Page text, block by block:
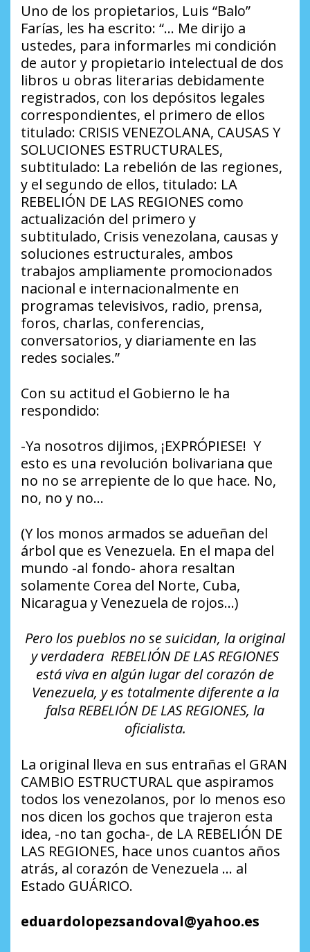
Uno de los propietarios, Luis “Balo”
Farías, les ha escrito: “… Me dirijo a
ustedes, para informarles mi condición
de autor y propietario intelectual de dos
libros u obras literarias debidamente
registrados, con los depósitos legales
correspondientes, el primero de ellos
titulado: CRISIS VENEZOLANA, CAUSAS Y
SOLUCIONES ESTRUCTURALES,
subtitulado: La rebelión de las regiones,
y el segundo de ellos, titulado: LA
REBELIÓN DE LAS REGIONES como
actualización del primero y
subtitulado, Crisis venezolana, causas y
soluciones estructurales, ambos
trabajos ampliamente promocionados
nacional e internacionalmente en
programas televisivos, radio, prensa,
foros, charlas, conferencias,
conversatorios, y diariamente en las
redes sociales.”
Con su actitud el Gobierno le ha
respondido:
-Ya nosotros dijimos, ¡EXPRÓPIESE! Y
esto es una revolución bolivariana que
no no se arrepiente de lo que hace. No,
no, no y no…
(Y los monos armados se adueñan del
árbol que es Venezuela. En el mapa del
mundo -al fondo- ahora resaltan
solamente Corea del Norte, Cuba,
Nicaragua y Venezuela de rojos…)
Pero los pueblos no se suicidan, la original
y verdadera REBELIÓN DE LAS REGIONES
está viva en algún lugar del corazón de
Venezuela, y es totalmente diferente a la
falsa REBELIÓN DE LAS REGIONES, la
oficialista.
La original lleva en sus entrañas el GRAN
CAMBIO ESTRUCTURAL que aspiramos
todos los venezolanos, por lo menos eso
nos dicen los gochos que trajeron esta
idea, -no tan gocha-, de LA REBELIÓN DE
LAS REGIONES, hace unos cuantos años
atrás, al corazón de Venezuela … al
Estado GUÁRICO.
eduardolopezsandoval@yahoo.es